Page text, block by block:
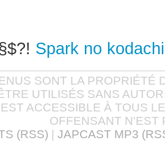
Spark no kodachi
SONT LA PROPRIÉTÉ
UTILISÉS SANS
ACCESSIBLE À TOUS
OFFENSANT N'EST
(RSS)
JAPCAST MP3